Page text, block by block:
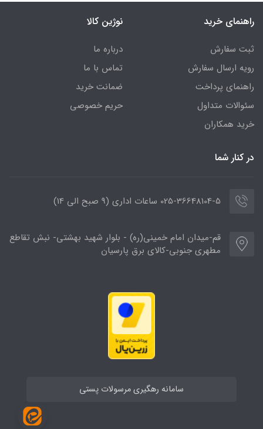
راهنمای خرید
ثبت سفارش
رویه ارسال سفارش
راهنمای پرداخت
سئوالات متداول
خرید همکاران
نوژین کالا
درباره ما
تماس با ما
ضمانت خرید
حریم خصوصی
در کنار شما
025-36648104-5 ساعات اداری (9 صبح الی 14)
قم-میدان امام خمینی(ره) - بلوار شهید بهشتی- نبش تقاطع
مطهری جنوبی-کالای برق پارسیان
سامانه رهگیری مرسولات پستی